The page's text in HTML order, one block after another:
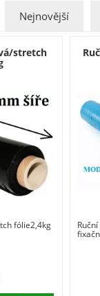
Nejnovější
stretch
fólie2,4kg